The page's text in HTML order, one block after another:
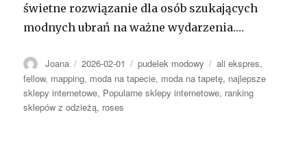
świetne rozwiązanie dla osób szukających
modnych ubrań na ważne wydarzenia.…
Autor
Joana Opublikowano
2026-02-01 Kategorie
pudelek modowy Tagi
ali ekspres,
fellow, mapping, moda na tapecie, moda na tapetę, najlepsze
sklepy internetowe, Popularne sklepy internetowe, ranking
sklepów z odzieżą, roses